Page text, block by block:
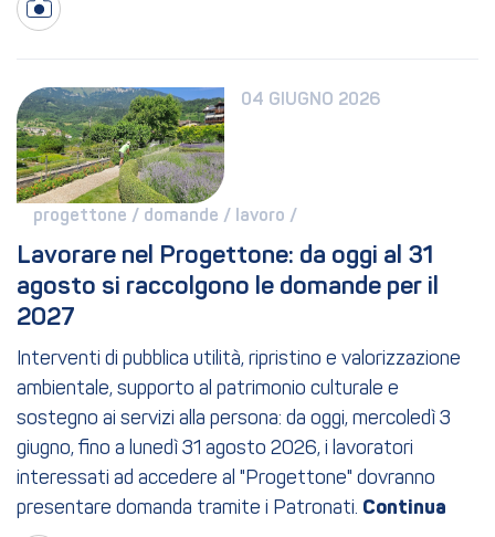
04 GIUGNO 2026
progettone / domande / lavoro /
Lavorare nel Progettone: da oggi al 31
agosto si raccolgono le domande per il
2027
Interventi di pubblica utilità, ripristino e valorizzazione
ambientale, supporto al patrimonio culturale e
sostegno ai servizi alla persona: da oggi, mercoledì 3
giugno, fino a lunedì 31 agosto 2026, i lavoratori
interessati ad accedere al "Progettone" dovranno
presentare domanda tramite i Patronati.